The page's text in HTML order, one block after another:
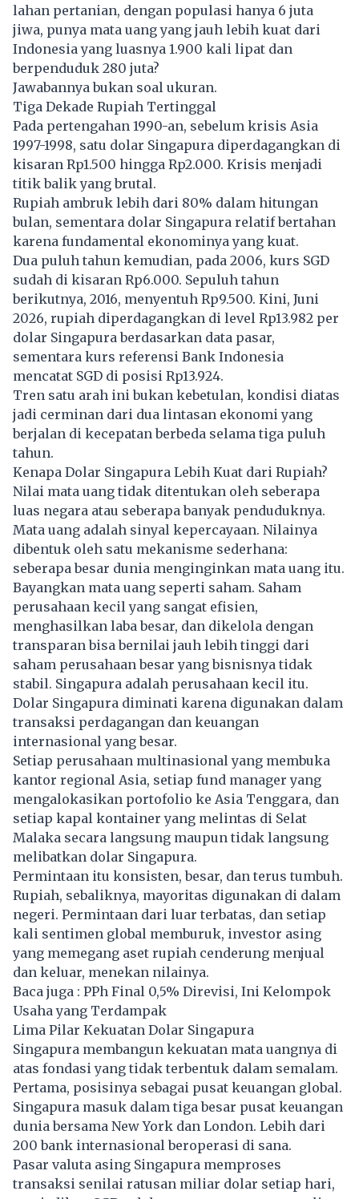
lahan pertanian, dengan populasi hanya 6 juta
jiwa, punya mata uang yang jauh lebih kuat dari
Indonesia yang luasnya 1.900 kali lipat dan
berpenduduk 280 juta?
Jawabannya bukan soal ukuran.
Tiga Dekade Rupiah Tertinggal
Pada pertengahan 1990-an, sebelum krisis Asia
1997-1998, satu dolar Singapura diperdagangkan di
kisaran Rp1.500 hingga Rp2.000. Krisis menjadi
titik balik yang brutal.
Rupiah ambruk lebih dari 80% dalam hitungan
bulan, sementara dolar Singapura relatif bertahan
karena fundamental ekonominya yang kuat.
Dua puluh tahun kemudian, pada 2006, kurs SGD
sudah di kisaran Rp6.000. Sepuluh tahun
berikutnya, 2016, menyentuh Rp9.500. Kini, Juni
2026, rupiah diperdagangkan di level Rp13.982 per
dolar Singapura berdasarkan data pasar,
sementara kurs referensi Bank Indonesia
mencatat SGD di posisi Rp13.924.
Tren satu arah ini bukan kebetulan, kondisi diatas
jadi cerminan dari dua lintasan ekonomi yang
berjalan di kecepatan berbeda selama tiga puluh
tahun.
Kenapa Dolar Singapura Lebih Kuat dari Rupiah?
Nilai mata uang tidak ditentukan oleh seberapa
luas negara atau seberapa banyak penduduknya.
Mata uang adalah sinyal kepercayaan. Nilainya
dibentuk oleh satu mekanisme sederhana:
seberapa besar dunia menginginkan mata uang itu.
Bayangkan mata uang seperti saham. Saham
perusahaan kecil yang sangat efisien,
menghasilkan laba besar, dan dikelola dengan
transparan bisa bernilai jauh lebih tinggi dari
saham perusahaan besar yang bisnisnya tidak
stabil. Singapura adalah perusahaan kecil itu.
Dolar Singapura diminati karena digunakan dalam
transaksi perdagangan dan keuangan
internasional yang besar.
Setiap perusahaan multinasional yang membuka
kantor regional Asia, setiap fund manager yang
mengalokasikan portofolio ke Asia Tenggara, dan
setiap kapal kontainer yang melintas di Selat
Malaka secara langsung maupun tidak langsung
melibatkan dolar Singapura.
Permintaan itu konsisten, besar, dan terus tumbuh.
Rupiah, sebaliknya, mayoritas digunakan di dalam
negeri. Permintaan dari luar terbatas, dan setiap
kali sentimen global memburuk, investor asing
yang memegang aset rupiah cenderung menjual
dan keluar, menekan nilainya.
Baca juga : PPh Final 0,5% Direvisi, Ini Kelompok
Usaha yang Terdampak
Lima Pilar Kekuatan Dolar Singapura
Singapura membangun kekuatan mata uangnya di
atas fondasi yang tidak terbentuk dalam semalam.
Pertama, posisinya sebagai pusat keuangan global.
Singapura masuk dalam tiga besar pusat keuangan
dunia bersama New York dan London. Lebih dari
200 bank internasional beroperasi di sana.
Pasar valuta asing Singapura memproses
transaksi senilai ratusan miliar dolar setiap hari,